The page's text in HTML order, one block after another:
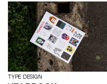
des mouvements du corps, ce
qui nous a porté à
expérimenter deux types de
mécanismes. Dans un premier
temps, le principe des ciseaux,
et dans un second celui du
compas. Cette seconde piste a
été développée plus
précisément, car elle nous
offrait une typologie qui permet
TYPE DESIGN